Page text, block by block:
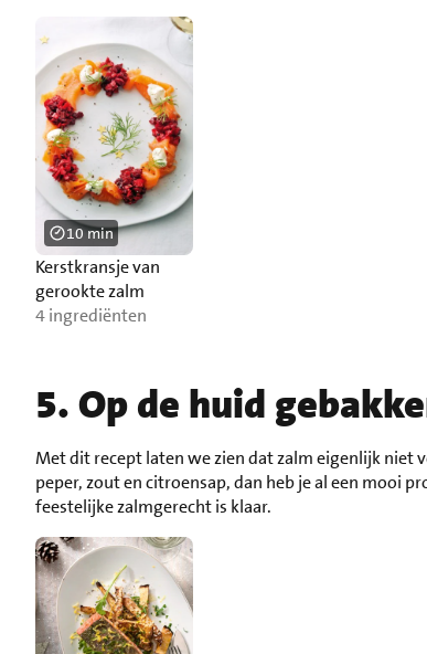
Kerstkransje van
gerookte zalm
4 ingrediënten
10 min
5. Op de huid
Met dit recept laten we zien dat zalm eigenlijk niet
peper, zout en citroensap, dan heb je al een mooi
feestelijke zalmgerecht is klaar.